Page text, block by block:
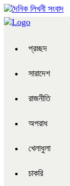
প্রচ্ছদ
সারাদেশ
রাজনীতি
অপরাধ
খেলাধুলা
চাকরি